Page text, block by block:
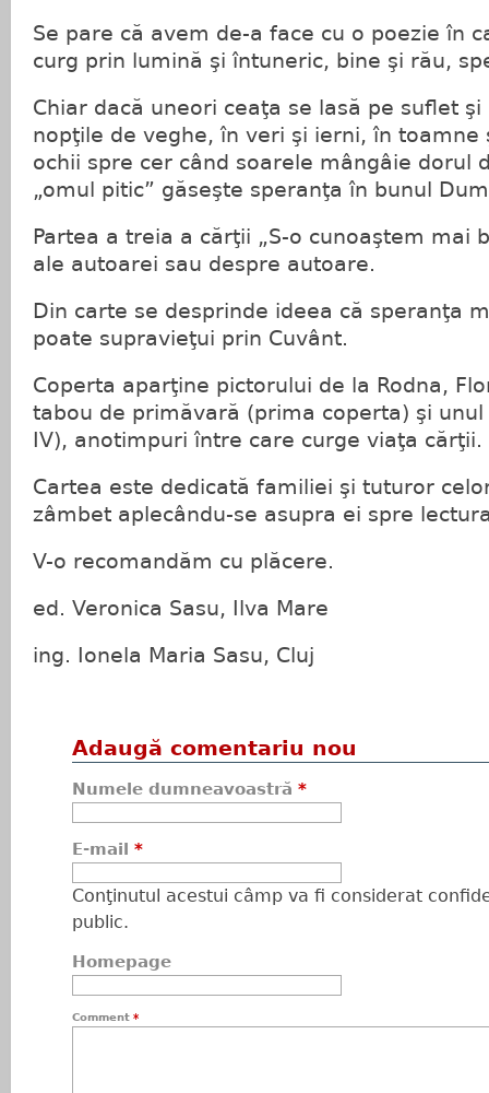
Se pare că avem de-a face cu o poezie în
curg prin lumină şi întuneric, bine şi rău,
Chiar dacă uneori ceaţa se lasă pe suflet
nopţile de veghe, în veri şi ierni, în toamne
ochii spre cer când soarele mângâie dorul
„omul pitic” găseşte speranţa în bunul
Partea a treia a cărţii „S-o cunoaştem mai
ale autoarei sau despre autoare.
Din carte se desprinde ideea că speranţa
poate supravieţui prin Cuvânt.
Coperta aparţine pictorului de la Rodna,
tabou de primăvară (prima coperta) şi
IV), anotimpuri între care curge viaţa cărţii.
Cartea este dedicată familiei şi tuturor
zâmbet aplecându-se asupra ei spre
V-o recomandăm cu plăcere.
ed. Veronica Sasu, Ilva Mare
ing. Ionela Maria Sasu, Cluj
Adaugă comentariu nou
Numele dumneavoastră *
E-mail *
Conţinutul acestui câmp va fi considerat
public.
Homepage
Comment *